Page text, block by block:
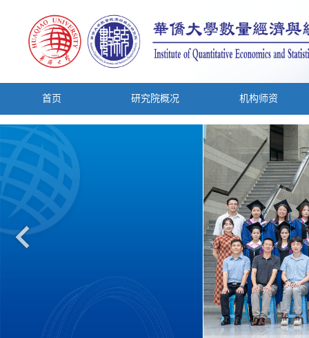
首页 研究院概况 机构师资